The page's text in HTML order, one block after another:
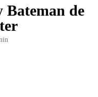
Bateman de